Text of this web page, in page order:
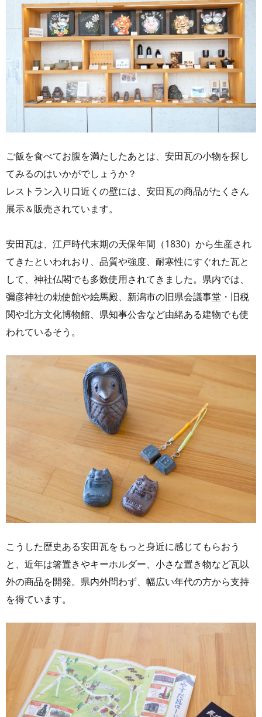
ご飯を食べてお腹を満たしたあとは、安田瓦の小物を探し
てみるのはいかがでしょうか？
レストラン入り口近くの壁には、安田瓦の商品がたくさん
展示＆販売されています。
安田瓦は、江戸時代末期の天保年間（1830）から生産され
てきたといわれおり、品質や強度、耐寒性にすぐれた瓦と
して、神社仏閣でも多数使用されてきました。県内では、
彌彦神社の勅使館や絵馬殿、新潟市の旧県会議事堂・旧税
関や北方文化博物館、県知事公舎など由緒ある建物でも使
われているそう。
こうした歴史ある安田瓦をもっと身近に感じてもらおう
と、近年は箸置きやキーホルダー、小さな置き物など瓦以
外の商品を開発。県内外問わず、幅広い年代の方から支持
を得ています。